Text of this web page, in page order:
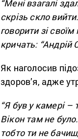
“Мені взагалі
скрізь скло
говорити зі
кричать: “Андрій
Як наголосив
здоров’я, адже
“Я був у камері
Вікон там не
тобто ти не